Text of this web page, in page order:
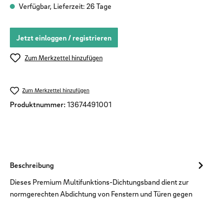
Verfügbar, Lieferzeit: 26 Tage
Jetzt einloggen / registrieren
Zum Merkzettel hinzufügen
Zum Merkzettel hinzufügen
Produktnummer: 13674491001
Beschreibung
Dieses Premium Multifunktions-Dichtungsband dient zur
normgerechten Abdichtung von Fenstern und Türen gegen